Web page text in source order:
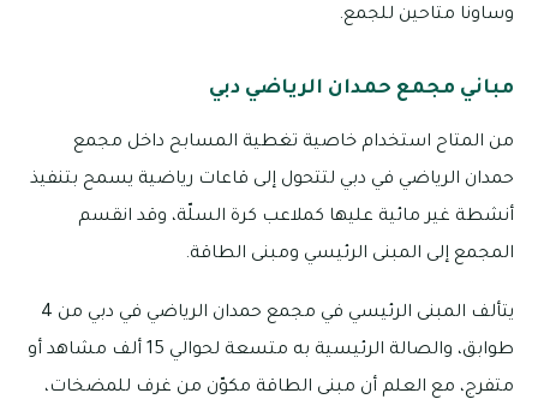
وساونا متاحين للجمع.
مباني مجمع حمدان الرياضي دبي
من المتاح استخدام خاصية تغطية المسابح داخل مجمع
حمدان الرياضي في دبي لتتحول إلى قاعات رياضية يسمح بتنفيذ
أنشطة غير مائية عليها كملاعب كرة السلّة، وقد انقسم
المجمع إلى المبنى الرئيسي ومبنى الطاقة.
يتألف المبنى الرئيسي في مجمع حمدان الرياضي في دبي من 4
طوابق، والصالة الرئيسية به متسعة لحوالي 15 ألف مشاهد أو
متفرج، مع العلم أن مبنى الطاقة مكوّن من غرف للمضخات،